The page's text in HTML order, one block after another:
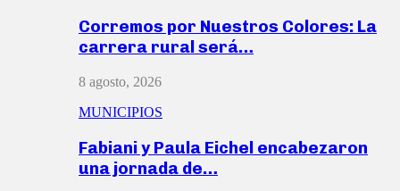
Corremos por Nuestros Colores: La
carrera rural será…
8 agosto, 2026
MUNICIPIOS
Fabiani y Paula Eichel encabezaron
una jornada de…